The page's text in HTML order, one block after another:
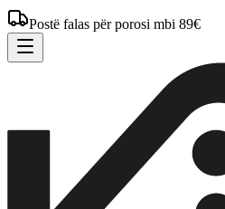
Postë falas për porosi mbi 89€